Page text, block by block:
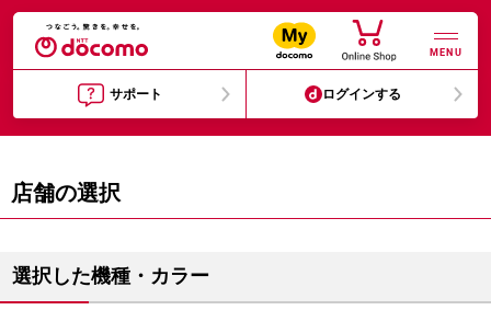
MENU
サポート ログインする
店舗の選択
選択した機種・カラー